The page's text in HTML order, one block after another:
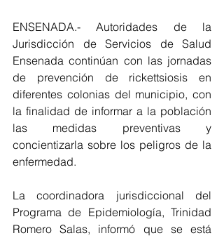
ENSENADA.- Autoridades de la
Jurisdicción de Servicios de Salud
Ensenada continúan con las jornadas
de prevención de rickettsiosis en
diferentes colonias del municipio, con
la finalidad de informar a la población
las medidas preventivas y
concientizarla sobre los peligros de la
enfermedad.
La coordinadora jurisdiccional del
Programa de Epidemiología, Trinidad
Romero Salas, informó que se está